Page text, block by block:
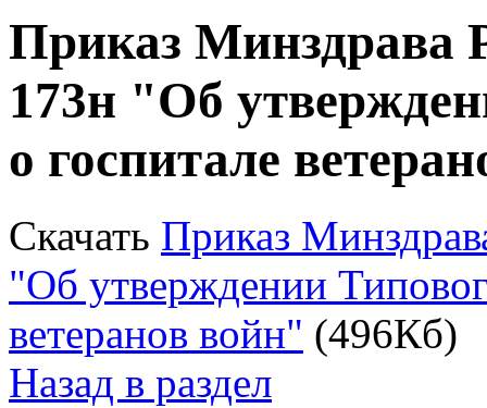
Приказ Минздрава
173н "Об
о госпитале
Скачать Приказ
"Об утверждении
ветеранов войн" (496Кб)
Назад в раздел